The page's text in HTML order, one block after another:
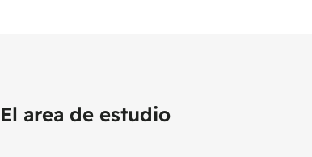
El area de estudio